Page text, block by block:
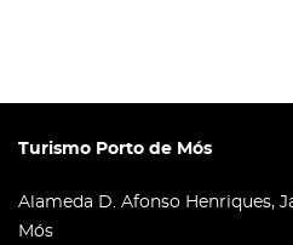
Turismo Porto de Mós
Alameda D. Afonso Henriques,
Mós